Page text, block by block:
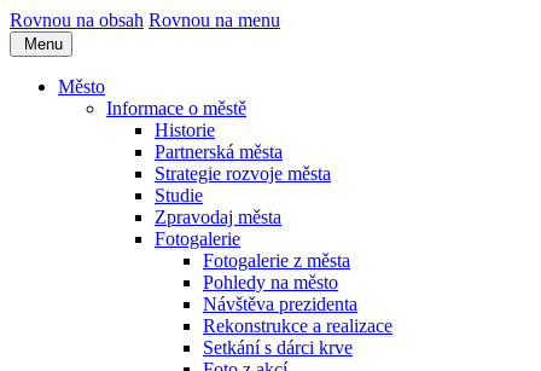
Rovnou na obsah Rovnou na menu
Menu
Město
Informace o městě
Historie
Partnerská města
Strategie rozvoje města
Studie
Zpravodaj města
Fotogalerie
Fotogalerie z města
Pohledy na město
Návštěva prezidenta
Rekonstrukce a realizace
Setkání s dárci krve